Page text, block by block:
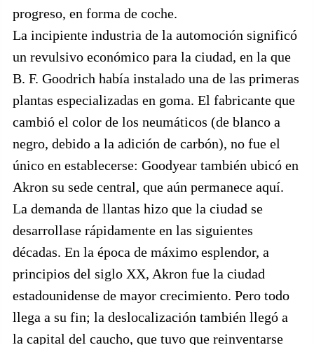
progreso, en forma de coche.
La incipiente industria de la automoción significó
un revulsivo económico para la ciudad, en la que
B. F. Goodrich había instalado una de las primeras
plantas especializadas en goma. El fabricante que
cambió el color de los neumáticos (de blanco a
negro, debido a la adición de carbón), no fue el
único en establecerse: Goodyear también ubicó en
Akron su sede central, que aún permanece aquí.
La demanda de llantas hizo que la ciudad se
desarrollase rápidamente en las siguientes
décadas. En la época de máximo esplendor, a
principios del siglo XX, Akron fue la ciudad
estadounidense de mayor crecimiento. Pero todo
llega a su fin; la deslocalización también llegó a
la capital del caucho, que tuvo que reinventarse